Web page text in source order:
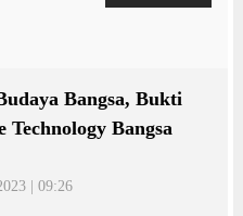
Bangsa, Bukti
Bangsa
| 09:26